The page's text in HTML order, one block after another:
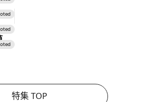
特集 TOP